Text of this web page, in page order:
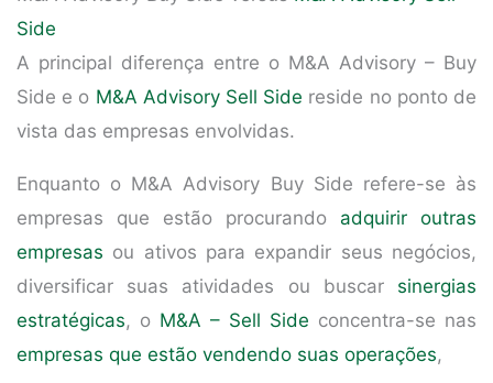
Side
A principal diferença entre o M&A Advisory – Buy
Side e o M&A Advisory Sell Side reside no ponto de
vista das empresas envolvidas.
Enquanto o M&A Advisory Buy Side refere-se às
empresas que estão procurando adquirir outras
empresas ou ativos para expandir seus negócios,
diversificar suas atividades ou buscar sinergias
estratégicas, o M&A – Sell Side concentra-se nas
empresas que estão vendendo suas operações,